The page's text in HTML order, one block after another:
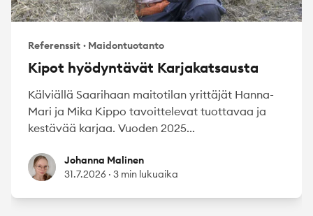
Referenssit · Maidontuotanto
Kipot hyödyntävät Karjakatsausta
Kälviällä Saarihaan maitotilan yrittäjät Hanna-
Mari ja Mika Kippo tavoittelevat tuottavaa ja
kestävää karjaa. Vuoden 2025...
Johanna Malinen
Johanna Malinen
31.7.2026 · 3 min lukuaika